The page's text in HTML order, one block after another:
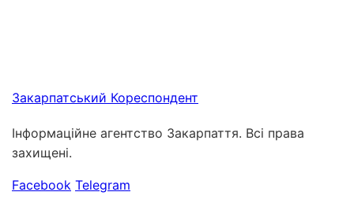
Закарпатський Кореспондент
Інформаційне агентство Закарпаття. Всі права
захищені.
Facebook Telegram